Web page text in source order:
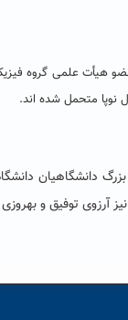
هیأت علمی گروه
نوپا متحمل شده اند.
بزرگ دانشگاهیان
آرزوی توفیق و